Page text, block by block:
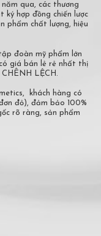
qua, các thương
ký hợp đồng chiến lược
phẩm chất lượng, hiệu
đoàn mỹ phẩm lớn
giá bán lẻ rẻ nhất thị
LỆCH.
khách hàng có
đỏ), đảm bảo 100%
rõ ràng, sản phẩm